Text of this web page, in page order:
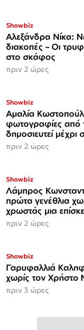
Showbiz
Αλεξάνδρα Νίκα:
διακοπές – Οι
στο σκάφος
πριν 2 ώρες
Showbiz
Αμαλία
φωτογραφίες από
δημοσιευτεί μέχρι
πριν 2 ώρες
Showbiz
Λάμπρος
πρώτα γενέθλια
χρωστάς μια
πριν 2 ώρες
Showbiz
Γαρυφαλλιά
χωρίς τον Χρήστο
πριν 3 ώρες